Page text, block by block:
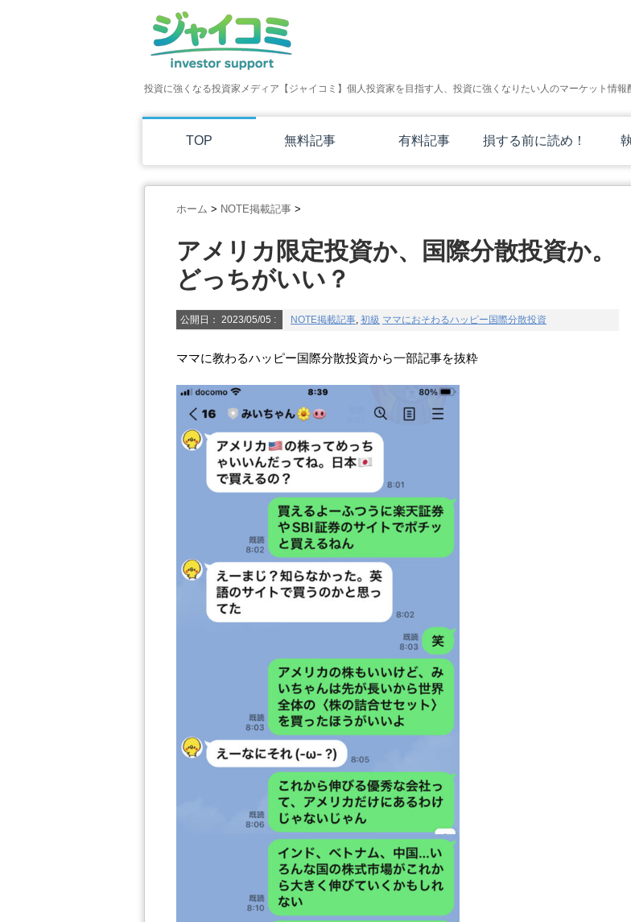
投資に強くなる投資家メディア【ジャイコミ】個人投資家を目指す人、投資に強くなりたい人のマーケット情報
TOP 無料記事 有料記事 損する前に読め！
ホーム > NOTE掲載記事 >
アメリカ限定投資か、国際分散投資か。
どっちがいい？
公開日： 2023/05/05 : NOTE掲載記事, 初級 ママにおそわるハッピー国際分散投資
ママに教わるハッピー国際分散投資から一部記事を抜粋